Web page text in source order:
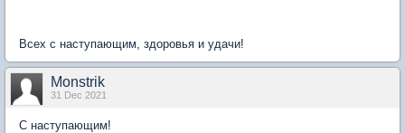
Всех с наступающим, здоровья и удачи!
Monstrik
31 Dec 2021
С наступающим!